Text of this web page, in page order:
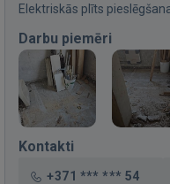
Elektriskās plīts
Darbu piemēri
Kontakti
+371 *** *** 54